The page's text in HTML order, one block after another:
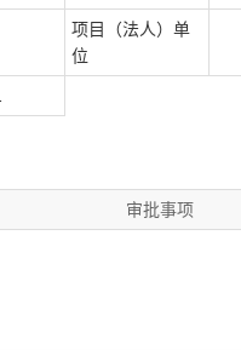
项目（法人）单
位
审批事项